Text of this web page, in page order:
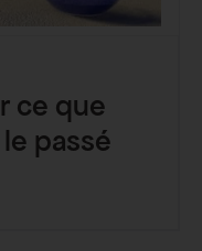
ce que
passé